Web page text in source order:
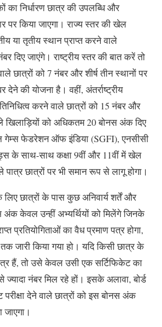
का निर्धारण छात्र की उपलब्धि और
पर किया जाएगा। राज्य स्तर की खेल
या तृतीय स्थान प्राप्त करने वाले
दिए जाएंगे। राष्ट्रीय स्तर की बात करें तो
छात्रों को 7 नंबर और शीर्ष तीन स्थानों पर
की योजना है। वहीं, अंतर्राष्ट्रीय
करने वाले छात्रों को 15 नंबर और
खिलाड़ियों को अधिकतम 20 बोनस अंक दिए
फेडरेशन ऑफ इंडिया (SGFI), एनसीसी
के साथ-साथ कक्षा 9वीं और 11वीं में खेल
पात्र छात्रों पर भी समान रूप से लागू होगा।
छात्रों के पास कुछ अनिवार्य शर्तें और
केवल उन्हीं अभ्यर्थियों को मिलेंगे जिनके
प्रतियोगिताओं का वैध प्रमाण पत्र होगा,
तक जारी किया गया हो। यदि किसी छात्र के
हैं, तो उसे केवल उसी एक सर्टिफिकेट का
नंबर मिल रहे हों। इसके अलावा, बोर्ड
देने वाले छात्रों को इस बोनस अंक